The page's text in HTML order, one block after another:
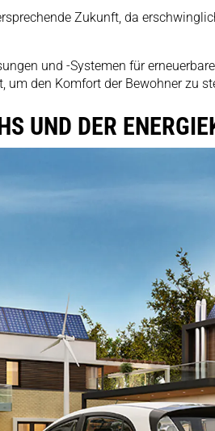
Zukunft, da
und -Systemen für
um den Komfort der Bewohner zu
UND DER